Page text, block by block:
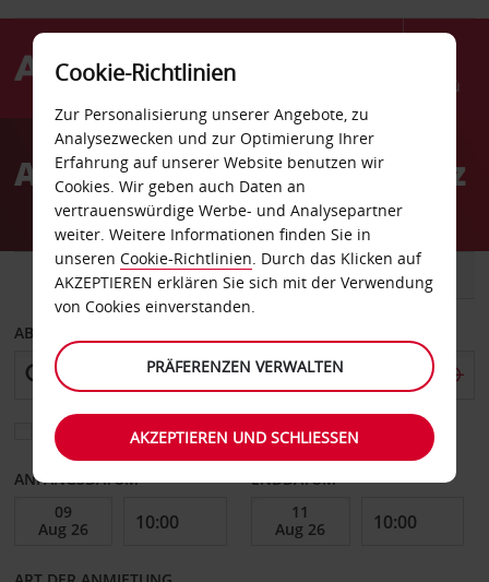
Menü
AvisAutovermietung in Florenz
FAHRZEUG TRANSPORTER
ABHOLEN VON
Eine andere Rückgabestation auswählen
ANFANGSDATUM ENDDATUM
Cookie-Richtlinien
Zur Personalisierung unserer Angebote, zu
Analysezwecken und zur Optimierung Ihrer
Erfahrung auf unserer Website benutzen wir
Cookies. Wir geben auch Daten an
vertrauenswürdige Werbe- und Analysepartner
weiter. Weitere Informationen finden Sie in
unseren Cookie-Richtlinien. Durch das Klicken auf
AKZEPTIEREN erklären Sie sich mit der Verwendung
von Cookies einverstanden.
PRÄFERENZEN VERWALTEN
AKZEPTIEREN UND SCHLIESSEN